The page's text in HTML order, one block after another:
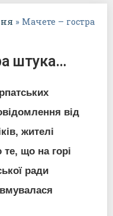
» Мачете – гостра
штука…
від
жителі
те, що на горі
ради